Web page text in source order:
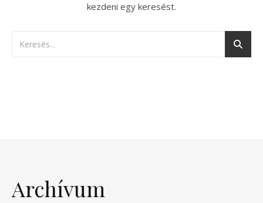
kezdeni egy keresést.
Archívum